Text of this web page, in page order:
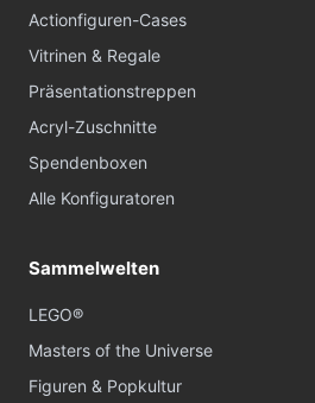
Actionfiguren-Cases
Vitrinen & Regale
Präsentationstreppen
Acryl-Zuschnitte
Spendenboxen
Alle Konfiguratoren
Sammelwelten
LEGO®
Masters of the Universe
Figuren & Popkultur